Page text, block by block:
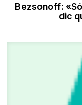
Bezsonoff:
dic